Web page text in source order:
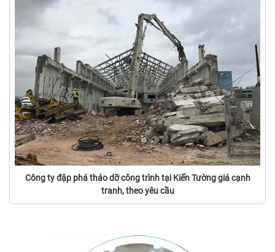
Công ty đập phá tháo dỡ công trình tại Kiến Tường giá cạnh
tranh, theo yêu cầu